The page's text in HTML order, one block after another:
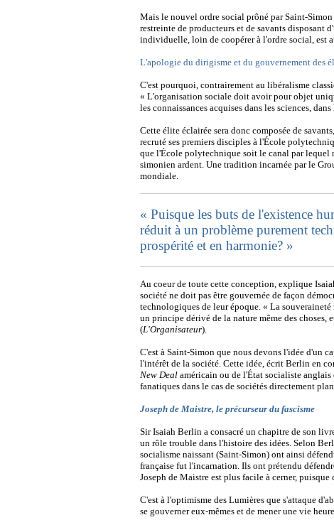
Mais le nouvel ordre social prôné par Saint-
restreinte de producteurs et de savants
individuelle, loin de coopérer à l'ordre social, est
L'apologie du dirigisme et du gouvernement des
C'est pourquoi, contrairement au libéralisme
« L'organisation sociale doit avoir pour objet
les connaissances acquises dans les sciences,
Cette élite éclairée sera donc composée de
recruté ses premiers disciples à l'École
que l'École polytechnique soit le canal par lequel
simonien ardent. Une tradition incarnée par le
mondiale.
« Puisque les buts de l'existence
réduit à un problème purement
prospérité et en harmonie? »
Au coeur de toute cette conception, explique
société ne doit pas être gouvernée de façon
technologiques de leur époque. « La
un principe dérivé de la nature même des choses,
(L'Organisateur).
C'est à Saint-Simon que nous devons l'idée d'un
l'intérêt de la société. Cette idée, écrit Berlin en
New Deal américain ou de l'État socialiste
fanatiques dans le cas de sociétés directement
Joseph de Maistre, le précurseur du fascisme
Sir Isaiah Berlin a consacré un chapitre de son
un rôle trouble dans l'histoire des idées. Selon
socialisme naissant (Saint-Simon) ont ainsi
française fut l'incarnation. Ils ont prétendu
Joseph de Maistre est plus facile à cerner,
C'est à l'optimisme des Lumières que s'attaque
se gouverner eux-mêmes et de mener une vie